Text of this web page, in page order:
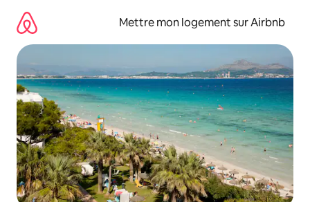
directement
contenu
Mettre mon logement sur Airbnb